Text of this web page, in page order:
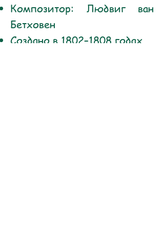
Композитор: Людвиг ван
Бетховен
Создано в 1802–1808 годах.